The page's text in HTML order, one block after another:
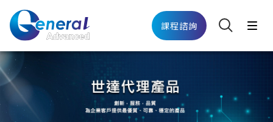
課程諮詢